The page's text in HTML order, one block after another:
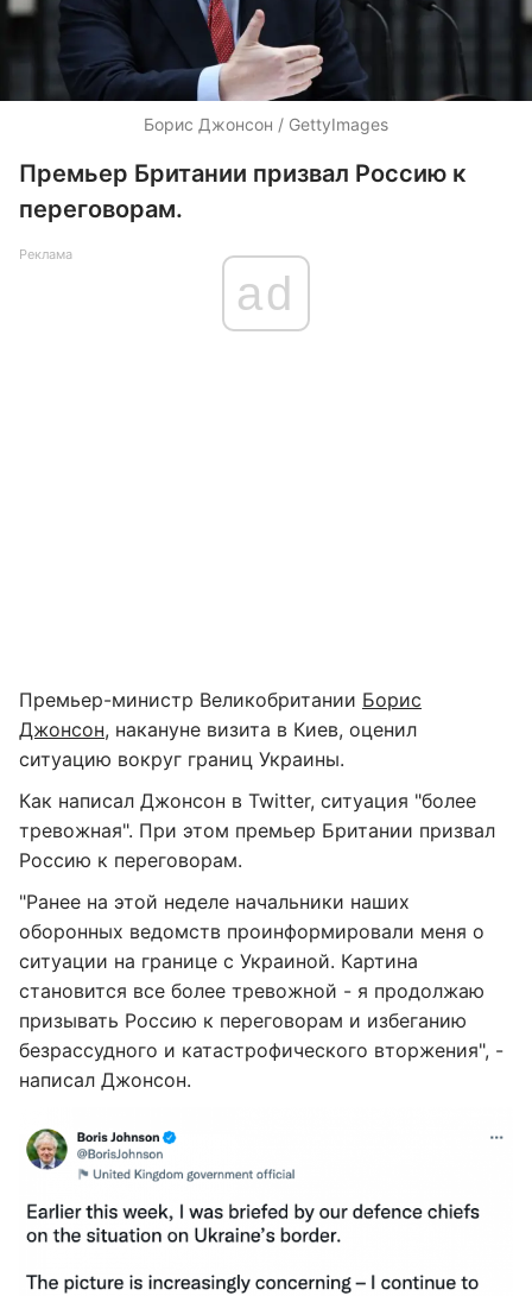
Борис Джонсон / GettyImages
Премьер Британии призвал Россию к
переговорам.
Реклама
ad
Премьер-министр Великобритании Борис
Джонсон, накануне визита в Киев, оценил
ситуацию вокруг границ Украины.
Как написал Джонсон в Twitter, ситуация "более
тревожная". При этом премьер Британии призвал
Россию к переговорам.
"Ранее на этой неделе начальники наших
оборонных ведомств проинформировали меня о
ситуации на границе с Украиной. Картина
становится все более тревожной - я продолжаю
призывать Россию к переговорам и избеганию
безрассудного и катастрофического вторжения", -
написал Джонсон.